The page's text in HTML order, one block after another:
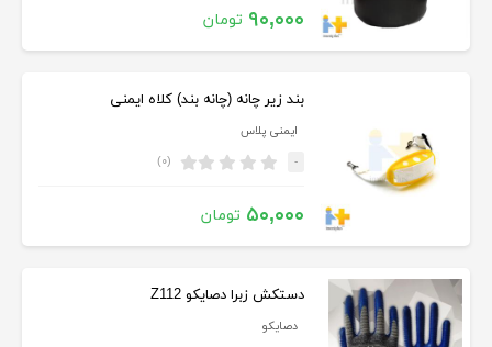
۹۰,۰۰۰ تومان
بند زیر چانه (چانه بند) کلاه ایمنی
ایمنی پلاس
- (۰)
۵۰,۰۰۰ تومان
دستکش زبرا دصایکو Z112
دصایکو